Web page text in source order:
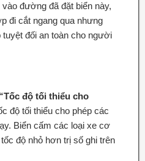
đường đã đặt biển này,
đi cắt ngang qua nhưng
tuyệt đối an toàn cho người
độ tối thiểu cho
độ tối thiểu cho phép các
Biển cấm các loại xe cơ
độ nhỏ hơn trị số ghi trên